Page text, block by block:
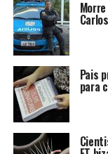
Pais
para